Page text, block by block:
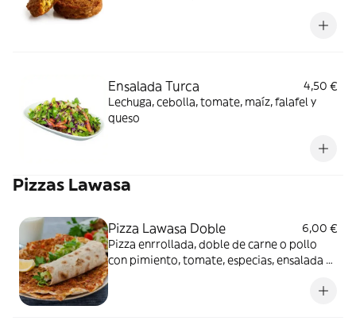
Ensalada Turca
4,50 €
Lechuga, cebolla, tomate, maíz, falafel y
queso
Pizzas Lawasa
Pizza Lawasa Doble
6,00 €
Pizza enrrollada, doble de carne o pollo
con pimiento, tomate, especias, ensalada y